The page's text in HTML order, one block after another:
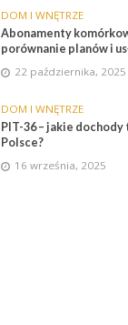
DOM I WNĘTRZE
Abonamenty
porównanie planów i
22 października, 2025
DOM I WNĘTRZE
PIT-36 – jakie
Polsce?
16 września, 2025